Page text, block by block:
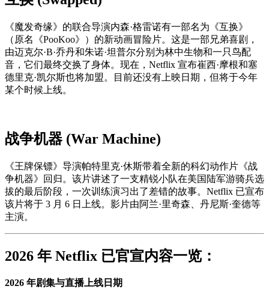
《魔发奇缘》的联合导演内森·格雷诺有一部名为《互换》
（原名《PooKoo》）的新动画冒险片。这是一部兄弟喜剧，
由迈克尔·B·乔丹和朱诺·坦普尔分别为林中生物和一只鸟配
音，它们最终交换了身体。现在，Netflix 宣布崔西·摩根和塞
德里克·凯尔斯也将加盟。目前还没有上映日期，但将于今年
某个时候上线。
战争机器 (War Machine)
《王牌保镖》导演帕特里克·休斯带着全新的科幻动作片《战
争机器》回归。该片讲述了一支精锐小队在美国陆军游骑兵选
拔的最后阶段，一次训练演习出了差错的故事。Netflix 已宣布
该片将于 3 月 6 日上线。影片由阿兰·里奇森、丹尼斯·奎德等
主演。
2026 年 Netflix 已官宣内容一览：
2026 年剧集与直播上线日期